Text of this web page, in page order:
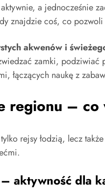
a
znajdzie coś, co pozwoli
akwenów i
zamki,
łączących naukę z
regionu –
rejsy łodzią, lecz
aktywność dla